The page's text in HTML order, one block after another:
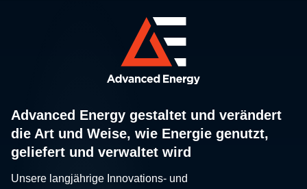
Advanced Energy gestaltet und verändert
die Art und Weise, wie Energie genutzt,
geliefert und verwaltet wird
Unsere langjährige Innovations- und